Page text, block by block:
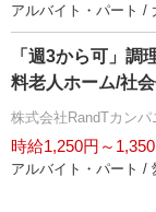
アルバイト・パート /
「週3から可」調
料老人ホーム/社
株式会社RandTカン
時給1,250円～
アルバイト・パート /